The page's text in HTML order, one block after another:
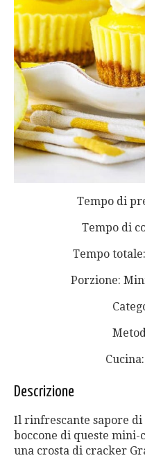
Tempo di
Tempo di
Tempo
Porzione:
Descrizione
Il rinfrescante sapore
boccone di queste mini-
una crosta di cracker